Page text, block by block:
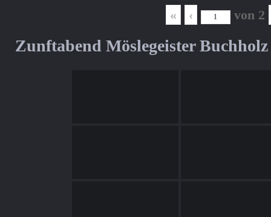
« ‹ von 2
Zunftabend Möslegeister Buchholz